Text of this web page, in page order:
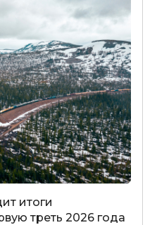
итоги
треть 2026 года